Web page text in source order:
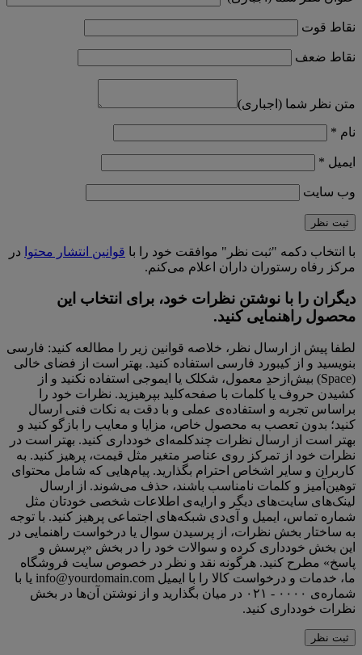
نقاط قوت
نقاط ضعف
متن نظر شما (اجباری)
نام *
ایمیل *
وب‌ سایت
با انتخاب دکمه "ثبت نظر" موافقت خود را با قوانین انتشار محتوا در
مرکز رفاه رستوران داران اعلام می‌کنم.
دیگران را با نوشتن نظرات خود، برای انتخاب این
محصول راهنمایی کنید.
لطفا پیش از ارسال نظر، خلاصه قوانین زیر را مطالعه کنید: فارسی
بنویسید و از کیبورد فارسی استفاده کنید. بهتر است از فضای خالی
(Space) بیش‌از‌حدِ معمول، شکلک یا ایموجی استفاده نکنید و از
کشیدن حروف یا کلمات با صفحه‌کلید بپرهیزید. نظرات خود را
براساس تجربه و استفاده‌ی عملی و با دقت به نکات فنی ارسال
کنید؛ بدون تعصب به محصول خاص، مزایا و معایب را بازگو کنید و
بهتر است از ارسال نظرات چندکلمه‌‌ای خودداری کنید. بهتر است در
نظرات خود از تمرکز روی عناصر متغیر مثل قیمت، پرهیز کنید. به
کاربران و سایر اشخاص احترام بگذارید. پیام‌هایی که شامل محتوای
توهین‌آمیز و کلمات نامناسب باشند، حذف می‌شوند. از ارسال
لینک‌های سایت‌های دیگر و ارایه‌ی اطلاعات شخصی خودتان مثل
شماره تماس، ایمیل و آی‌دی شبکه‌های اجتماعی پرهیز کنید. با توجه
به ساختار بخش نظرات، از پرسیدن سوال یا درخواست راهنمایی در
این بخش خودداری کرده و سوالات خود را در بخش «پرسش و
پاسخ» مطرح کنید. هرگونه نقد و نظر در خصوص سایت فروشگاه
ما، خدمات و درخواست کالا را با ایمیل info@yourdomain.com یا با
شماره‌ی ۰۰۰۰ - ۰۲۱ در میان بگذارید و از نوشتن آن‌ها در بخش
نظرات خودداری کنید.
ثبت نظر